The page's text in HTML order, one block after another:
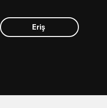
Eriş